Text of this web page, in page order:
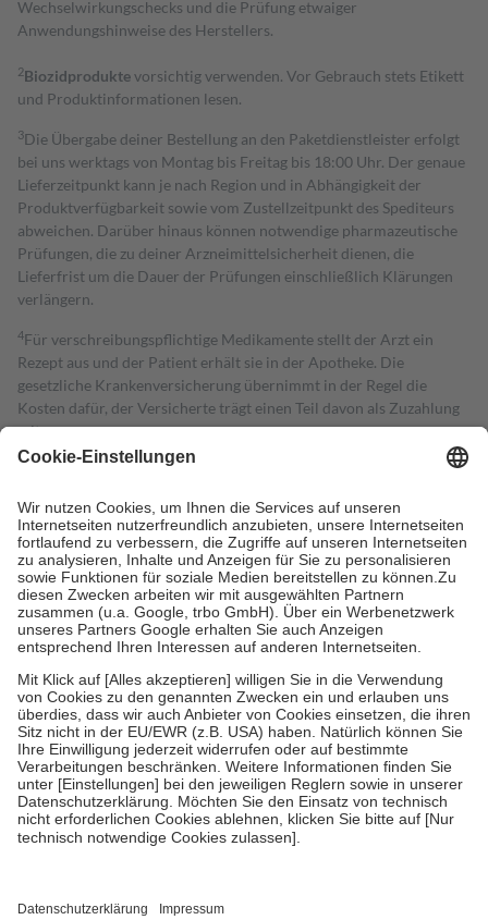
Wechselwirkungschecks und die Prüfung etwaiger
Anwendungshinweise des Herstellers.
2Biozidproduktevorsichtig verwenden. Vor Gebrauch stets Etikett
und Produktinformationen lesen.
3Die Übergabe deiner Bestellung an den Paketdienstleister erfolgt
bei uns werktags von Montag bis Freitag bis 18:00 Uhr. Der genaue
Lieferzeitpunkt kann je nach Region und in Abhängigkeit der
Produktverfügbarkeit sowie vom Zustellzeitpunkt des Spediteurs
abweichen. Darüber hinaus können notwendige pharmazeutische
Prüfungen, die zu deiner Arzneimittelsicherheit dienen, die
Lieferfrist um die Dauer der Prüfungen einschließlich Klärungen
verlängern.
4Für verschreibungspflichtige Medikamente stellt der Arzt ein
Rezept aus und der Patient erhält sie in der Apotheke. Die
gesetzliche Krankenversicherung übernimmt in der Regel die
Kosten dafür, der Versicherte trägt einen Teil davon als Zuzahlung
mit.
Grundsätzlich leisten Mitglieder Zuzahlungen in Höhe von zehn
höchstens zehn Euro.
Es sind jedoch nie mehr als die tatsächlichen
Kosten der Leistung zu entrichten.
Diese Regeln gelten grundsätzlich auch für Online-Apotheken.
Bei Heilmitteln und häuslicher Krankenpflege beträgt die
Zuzahlung zehn Prozent der Kosten sowie zehn Euro je
Verordnung.
Um das Engagement der Versicherten für ihre eigene Gesundheit zu
stärken und die besondere Stellung der Familie zu unterstützen,
fallenkeine Zuzahlungenan bei:
• Kindern und Jugendlichen bis zum vollendeten 18. Lebensjahr
mit Ausnahme der Fahrkosten
• Untersuchungen zur Vorsorge und Früherkennung, die von der
GKV getragen werden
• empfohlenen Schutzimpfungen
• Harn- und Blutteststreifen
getroffen, um sicherzustellen, dass es sich um echte Bewertungen